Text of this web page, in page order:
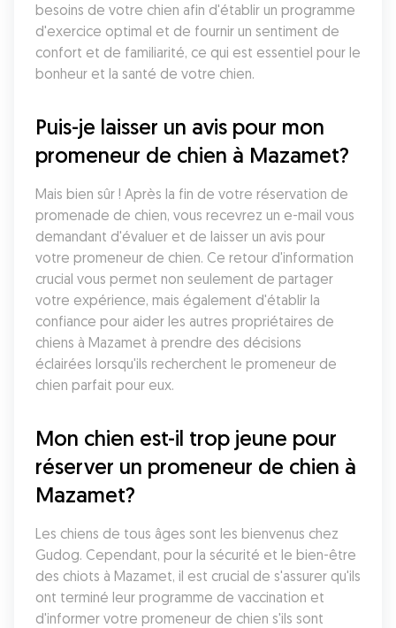
besoins de votre chien afin d'établir un programme
d'exercice optimal et de fournir un sentiment de
confort et de familiarité, ce qui est essentiel pour le
bonheur et la santé de votre chien.
Puis-je laisser un avis pour mon
promeneur de chien à Mazamet?
Mais bien sûr ! Après la fin de votre réservation de
promenade de chien, vous recevrez un e-mail vous
demandant d'évaluer et de laisser un avis pour
votre promeneur de chien. Ce retour d'information
crucial vous permet non seulement de partager
votre expérience, mais également d'établir la
confiance pour aider les autres propriétaires de
chiens à Mazamet à prendre des décisions
éclairées lorsqu'ils recherchent le promeneur de
chien parfait pour eux.
Mon chien est-il trop jeune pour
réserver un promeneur de chien à
Mazamet?
Les chiens de tous âges sont les bienvenus chez
Gudog. Cependant, pour la sécurité et le bien-être
des chiots à Mazamet, il est crucial de s'assurer qu'ils
ont terminé leur programme de vaccination et
d'informer votre promeneur de chien s'ils sont